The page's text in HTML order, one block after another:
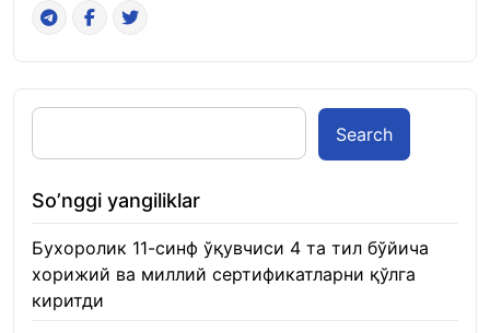
Search
So’nggi yangiliklar
Бухоролик 11-синф ўқувчиси 4 та тил бўйича
хорижий ва миллий сертификатларни қўлга
киритди